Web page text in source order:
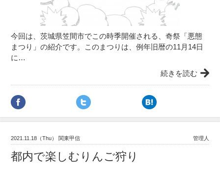
今回は、茨城県笠間市でこの時季開催される、奇祭「悪態
まつり」の紹介です。このまつりは、例年旧暦の11月14日
に…
続きを読む
2021.11.18（Thu） 関東甲信 管理人
都内で楽しむりんご狩り